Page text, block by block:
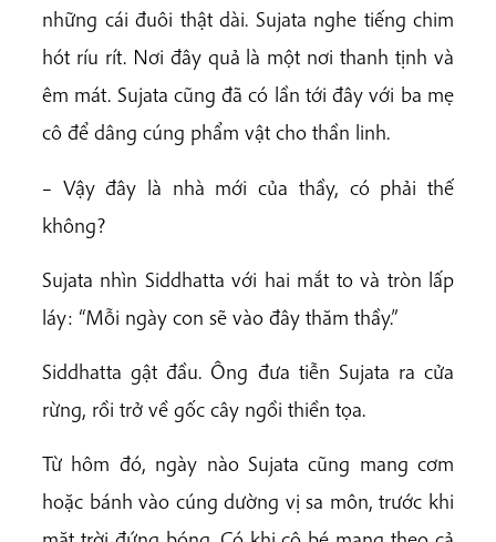
những cái đuôi thật dài. Sujata nghe tiếng chim
hót ríu rít. Nơi đây quả là một nơi thanh tịnh và
êm mát. Sujata cũng đã có lần tới đây với ba mẹ
cô để dâng cúng phẩm vật cho thần linh.
– Vậy đây là nhà mới của thầy, có phải thế
không?
Sujata nhìn Siddhatta với hai mắt to và tròn lấp
láy: “Mỗi ngày con sẽ vào đây thăm thầy.”
Siddhatta gật đầu. Ông đưa tiễn Sujata ra cửa
rừng, rồi trở về gốc cây ngồi thiền tọa.
Từ hôm đó, ngày nào Sujata cũng mang cơm
hoặc bánh vào cúng dường vị sa môn, trước khi